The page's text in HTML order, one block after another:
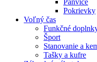
Pokrievky
Voľný čas
Funkčné
Šport
Stanovanie a
Tašky a kufre